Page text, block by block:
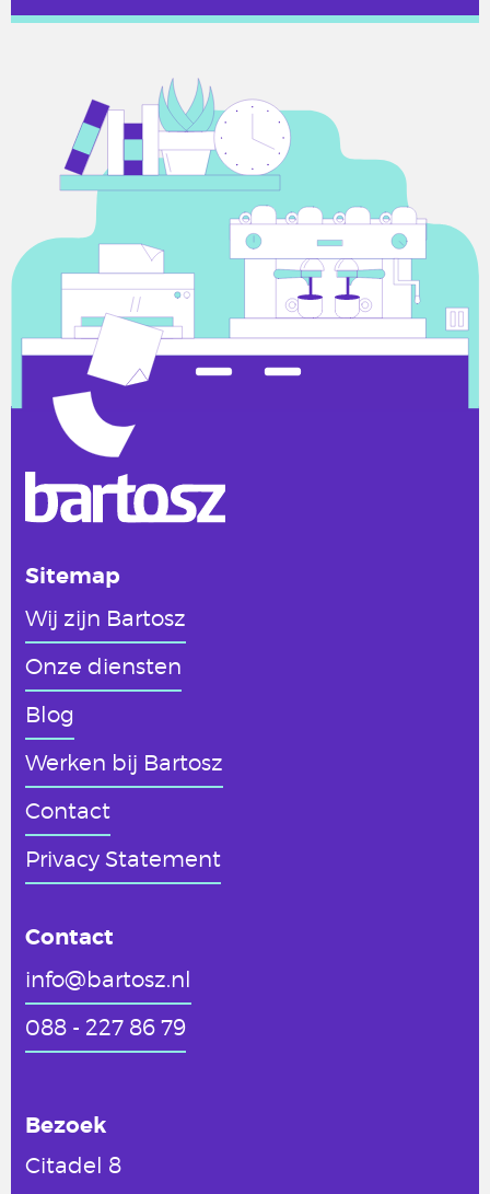
Sitemap
Wij zijn Bartosz
Onze diensten
Blog
Werken bij Bartosz
Contact
Privacy Statement
Contact
info@bartosz.nl
088 - 227 86 79
Bezoek
Citadel 8